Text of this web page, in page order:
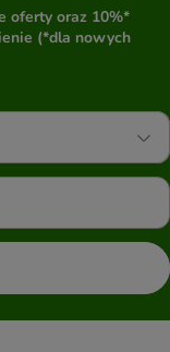
oferty oraz 10%*
(*dla nowych